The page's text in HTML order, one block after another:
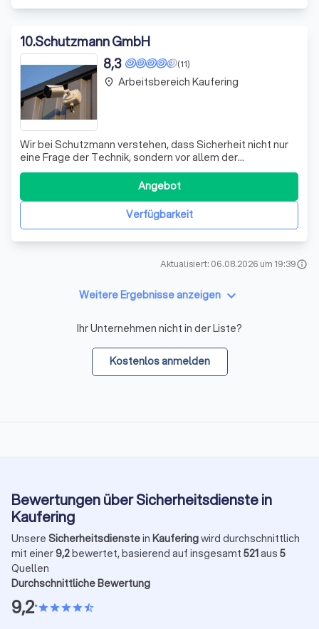
10.Schutzmann GmbH
(11)
8,3
Wir bei Schutzmann verstehen, dass Sicherheit nicht nur
eine Frage der Technik, sondern vor allem der
Schnelligkeit ist. Herkömmliche Alarmanlagen mit lauten
Sirenen sind längst überholt. Wir bieten Ihnen
Echtzeitschutz, der Ihr Eigentum rund um die Uhr
überwacht und sofort reagiert, bevor ein Einbr
Verfügbarkeit
Angebot
place Arbeitsbereich Kaufering
Aktualisiert: 06.08.2026 um 19:39info
Weitere Ergebnisse anzeigen keyboard_arrow_down
Ihr Unternehmen nicht in der Liste?
Kostenlos anmelden
Bewertungen über Sicherheitsdienste in
Kaufering
Unsere Sicherheitsdienstein Kauferingwird durchschnittlich
mit einer9,2bewertet, basierend auf insgesamt 521aus 5
Quellen
Durchschnittliche Bewertung
9,2•starstarstarstarstar_half